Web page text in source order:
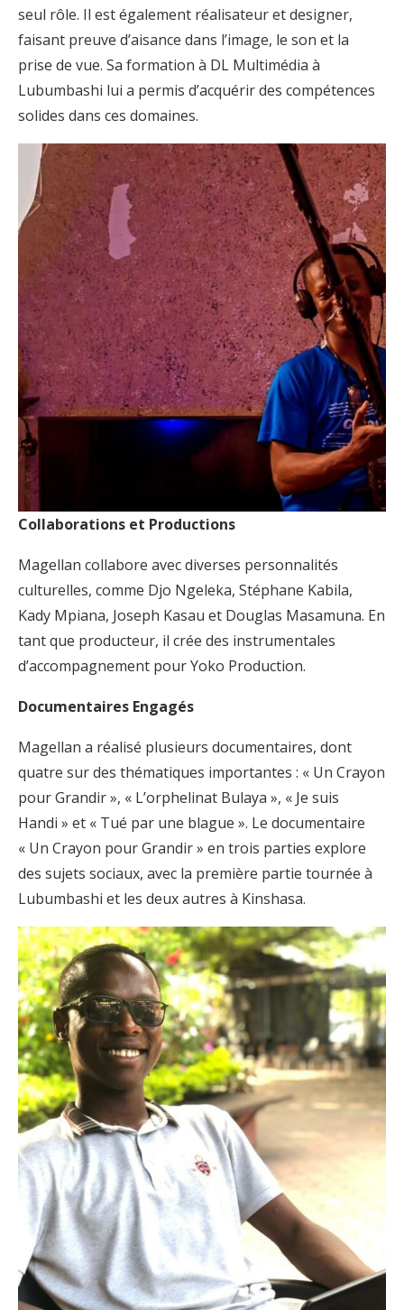
seul rôle. Il est également réalisateur et designer,
faisant preuve d’aisance dans l’image, le son et la
prise de vue. Sa formation à DL Multimédia à
Lubumbashi lui a permis d’acquérir des compétences
solides dans ces domaines.
Collaborations et Productions
Magellan collabore avec diverses personnalités
culturelles, comme Djo Ngeleka, Stéphane Kabila,
Kady Mpiana, Joseph Kasau et Douglas Masamuna. En
tant que producteur, il crée des instrumentales
d’accompagnement pour Yoko Production.
Documentaires Engagés
Magellan a réalisé plusieurs documentaires, dont
quatre sur des thématiques importantes : « Un Crayon
pour Grandir », « L’orphelinat Bulaya », « Je suis
Handi » et « Tué par une blague ». Le documentaire
« Un Crayon pour Grandir » en trois parties explore
des sujets sociaux, avec la première partie tournée à
Lubumbashi et les deux autres à Kinshasa.